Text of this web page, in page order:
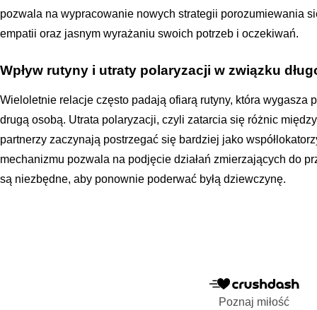
pozwala na wypracowanie nowych strategii porozumiewania
empatii oraz jasnym wyrażaniu swoich potrzeb i oczekiwań.
Wpływ rutyny i utraty polaryzacji w związku
Wieloletnie relacje często padają ofiarą rutyny, która wygasza
drugą osobą. Utrata polaryzacji, czyli zatarcia się różnic
partnerzy zaczynają postrzegać się bardziej jako
mechanizmu pozwala na podjęcie działań zmierzających do
są niezbędne, aby ponownie poderwać byłą dziewczynę.
Poznaj miłość